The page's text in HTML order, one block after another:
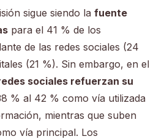
sigue siendo la fuente
para el 41 % de los
de las redes sociales (24
(21 %). Sin embargo, en el
sociales refuerzan su
% al 42 % como vía utilizada
mientras que suben
vía principal. Los